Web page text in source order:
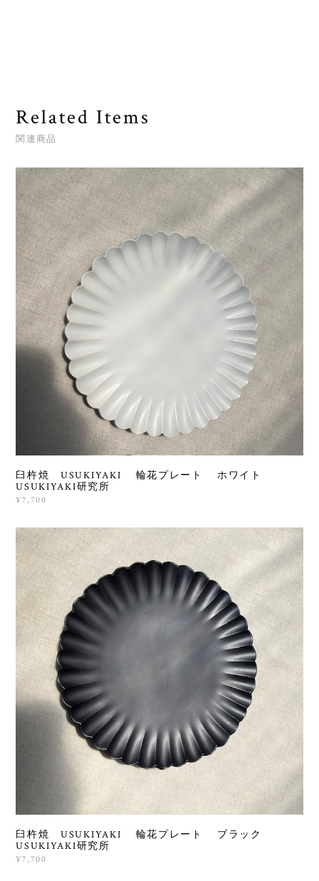
Related Items
関連商品
臼杵焼 USUKIYAKI 輪花プレート ホワイト
USUKIYAKI研究所
¥7,700
臼杵焼 USUKIYAKI 輪花プレート ブラック
USUKIYAKI研究所
¥7,700